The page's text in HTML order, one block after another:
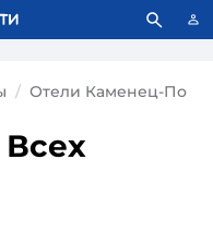
Что это значит?
Отели Каменец-